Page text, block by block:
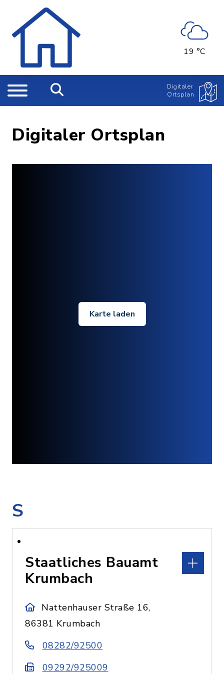
19 °C
Digitaler
Ortsplan
Digitaler Ortsplan
Karte laden
S
Staatliches Bauamt
Krumbach
Nattenhauser Straße 16,
86381 Krumbach
08282/92500
09292/925009